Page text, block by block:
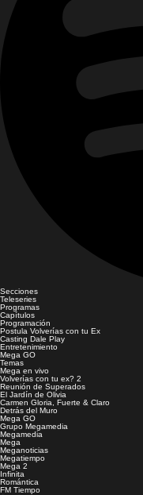
Secciones
Teleseries
Programas
Capítulos
Programación
Postula Volverías con tu Ex
Casting Dale Play
Entretenimiento
Mega GO
Temas
Mega en vivo
Volverías con tu ex? 2
Reunión de Superados
El Jardín de Olivia
Carmen Gloria, Fuerte & Claro
Detrás del Muro
Mega GO
Grupo Megamedia
Megamedia
Mega
Meganoticias
Megatiempo
Mega 2
Infinita
Romántica
FM Tiempo